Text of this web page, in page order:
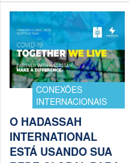
CONEXÕES
INTERNACIONAIS
O HADASSAH
INTERNATIONAL
ESTÁ USANDO SUA